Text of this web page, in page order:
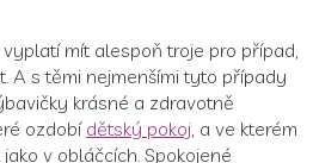
mít alespoň troje pro případ,
A s těmi nejmenšími tyto případy
krásné a zdravotně
ozdobídětský pokoj , a ve kterém
v obláčcích. Spokojené